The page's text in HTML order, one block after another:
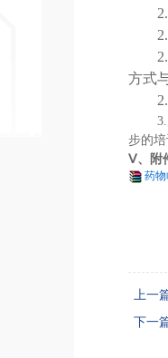
方式
3.
步的培
Ⅴ、附
药
上一
下一